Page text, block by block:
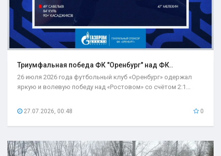
Триумфальная победа ФК "Оренбург" над ФК..
26 июля 2026 года футбольный клуб «Оренбург» одержал
яркую и волевую победу над «Ростовом» со счётом 2:1...
27.07.2026, 00:48 0